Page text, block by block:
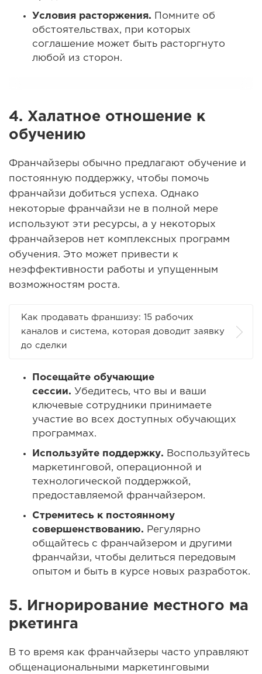
Условия расторжения. Помните об
обстоятельствах, при которых
соглашение может быть расторгнуто
любой из сторон.
4. Халатное отношение к
обучению
Франчайзеры обычно предлагают обучение и
постоянную поддержку, чтобы помочь
франчайзи добиться успеха. Однако
некоторые франчайзи не в полной мере
используют эти ресурсы, а у некоторых
франчайзеров нет комплексных программ
обучения. Это может привести к
неэффективности работы и упущенным
возможностям роста.
Как продавать франшизу: 15 рабочих
каналов и система, которая доводит заявку
до сделки
Посещайте обучающие
сессии. Убедитесь, что вы и ваши
ключевые сотрудники принимаете
участие во всех доступных обучающих
программах.
Используйте поддержку. Воспользуйтесь
маркетинговой, операционной и
технологической поддержкой,
предоставляемой франчайзером.
Стремитесь к постоянному
совершенствованию. Регулярно
общайтесь с франчайзером и другими
франчайзи, чтобы делиться передовым
опытом и быть в курсе новых разработок.
5.
Игнорирование местного ма
ркетинга
В то время как франчайзеры часто управляют
общенациональными маркетинговыми